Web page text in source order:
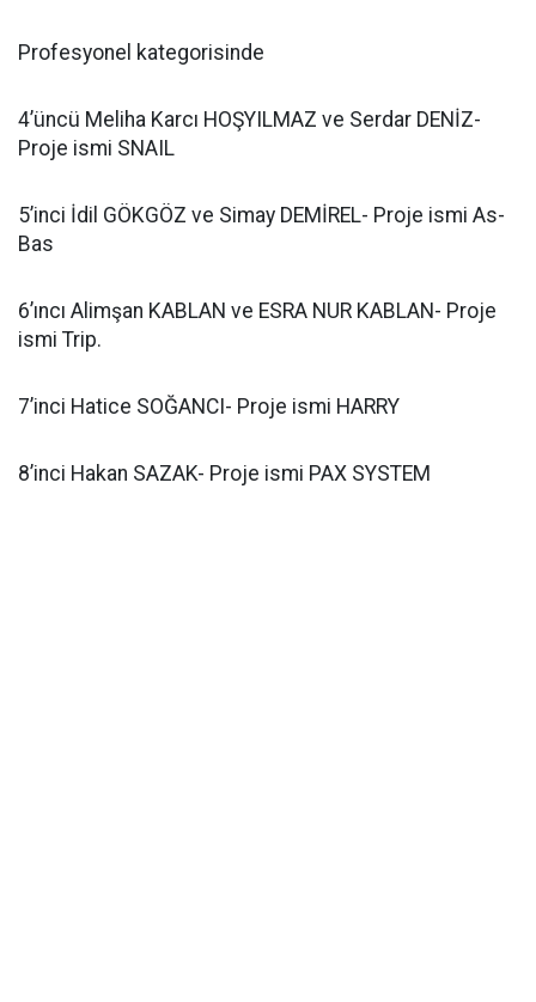
Profesyonel kategorisinde
4’üncü Meliha Karcı HOŞYILMAZ ve Serdar DENİZ-
Proje ismi SNAIL
5’inci İdil GÖKGÖZ ve Simay DEMİREL- Proje ismi As-
Bas
6’ıncı Alimşan KABLAN ve ESRA NUR KABLAN- Proje
ismi Trip.
7’inci Hatice SOĞANCI- Proje ismi HARRY
8’inci Hakan SAZAK- Proje ismi PAX SYSTEM